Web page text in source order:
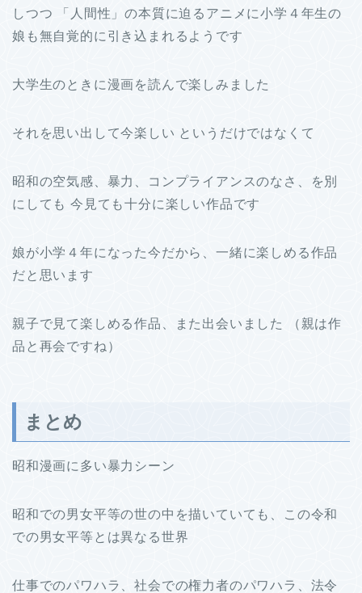
しつつ 「人間性」の本質に迫るアニメに小学４年生の
娘も無自覚的に引き込まれるようです
大学生のときに漫画を読んで楽しみました
それを思い出して今楽しい というだけではなくて
昭和の空気感、暴力、コンプライアンスのなさ、を別
にしても 今見ても十分に楽しい作品です
娘が小学４年になった今だから、一緒に楽しめる作品
だと思います
親子で見て楽しめる作品、また出会いました （親は作
品と再会ですね）
まとめ
昭和漫画に多い暴力シーン
昭和での男女平等の世の中を描いていても、この令和
での男女平等とは異なる世界
仕事でのパワハラ、社会での権力者のパワハラ、法令